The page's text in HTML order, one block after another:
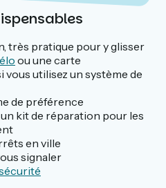
très pratique pour y glisser
ou une carte
vous utilisez un système de
de préférence
un kit de réparation pour les
en ville
signaler